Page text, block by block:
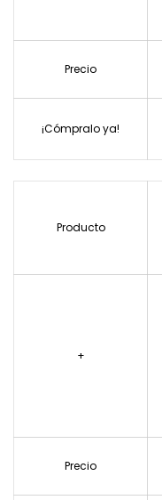
Precio
¡Cómpralo ya!
Producto
+
Precio